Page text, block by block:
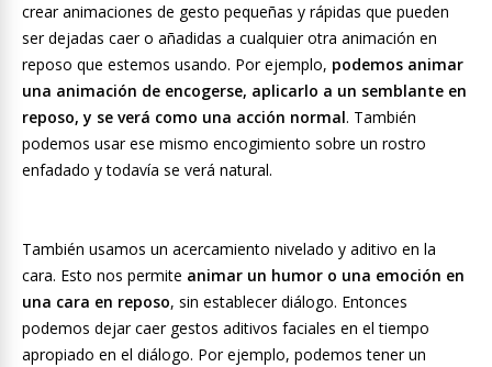
crear animaciones de gesto pequeñas y rápidas que pueden
ser dejadas caer o añadidas a cualquier otra animación en
reposo que estemos usando. Por ejemplo, podemos animar
una animación de encogerse, aplicarlo a un semblante en
reposo, y se verá como una acción normal. También
podemos usar ese mismo encogimiento sobre un rostro
enfadado y todavía se verá natural.
También usamos un acercamiento nivelado y aditivo en la
cara. Esto nos permite animar un humor o una emoción en
una cara en reposo, sin establecer diálogo. Entonces
podemos dejar caer gestos aditivos faciales en el tiempo
apropiado en el diálogo. Por ejemplo, podemos tener un